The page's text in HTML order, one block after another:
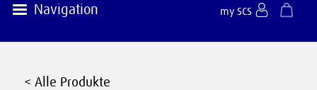
Navigation my SCS
< Alle Produkte